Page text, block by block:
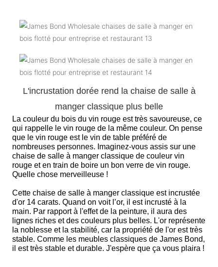
L'incrustation dorée rend la chaise de salle à
manger classique plus belle
La couleur du bois du vin rouge est très savoureuse, ce
qui rappelle le vin rouge de la même couleur. On pense
que le vin rouge est le vin de table préféré de
nombreuses personnes. Imaginez-vous assis sur une
chaise de salle à manger classique de couleur vin
rouge et en train de boire un bon verre de vin rouge.
Quelle chose merveilleuse !
Cette chaise de salle à manger classique est incrustée
d'or 14 carats. Quand on voit l’or, il est incrusté à la
main. Par rapport à l'effet de la peinture, il aura des
lignes riches et des couleurs plus belles. L'or représente
la noblesse et la stabilité, car la propriété de l'or est très
stable. Comme les meubles classiques de James Bond,
il est très stable et durable. J'espère que ça vous plaira !